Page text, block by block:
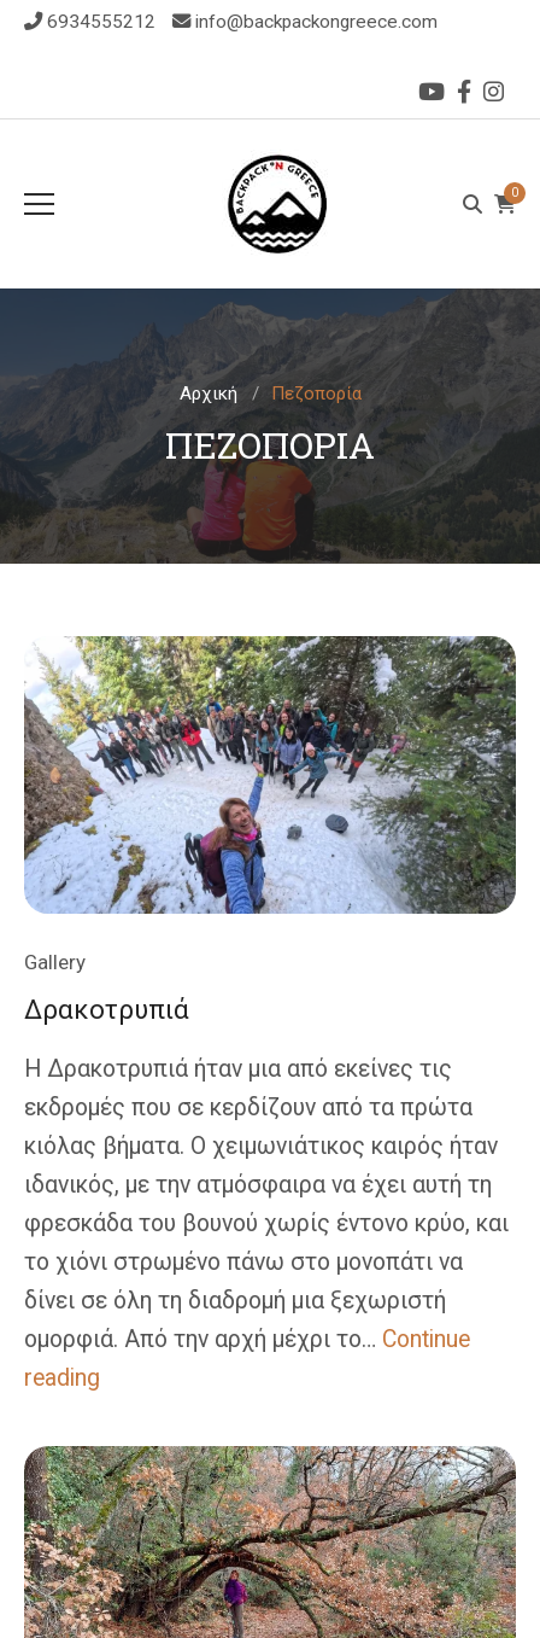
6934555212 info@backpackongreece.com
0
Αρχική Πεζοπορία
ΠΕΖΟΠΟΡΊΑ
Gallery
Δρακοτρυπιά
Η Δρακοτρυπιά ήταν μια από εκείνες τις
εκδρομές που σε κερδίζουν από τα πρώτα
κιόλας βήματα. Ο χειμωνιάτικος καιρός ήταν
ιδανικός, με την ατμόσφαιρα να έχει αυτή τη
φρεσκάδα του βουνού χωρίς έντονο κρύο, και
το χιόνι στρωμένο πάνω στο μονοπάτι να
δίνει σε όλη τη διαδρομή μια ξεχωριστή
ομορφιά. Από την αρχή μέχρι το… Continue
reading